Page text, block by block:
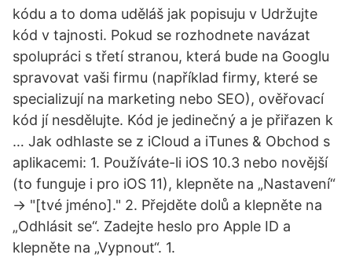
kódu a to doma uděláš jak popisuju v Udržujte
kód v tajnosti. Pokud se rozhodnete navázat
spolupráci s třetí stranou, která bude na Googlu
spravovat vaši firmu (například firmy, které se
specializují na marketing nebo SEO), ověřovací
kód jí nesdělujte. Kód je jedinečný a je přiřazen k
… Jak odhlaste se z iCloud a iTunes & Obchod s
aplikacemi: 1. Používáte-li iOS 10.3 nebo novější
(to funguje i pro iOS 11), klepněte na „Nastavení“
-> "[tvé jméno]." 2. Přejděte dolů a klepněte na
„Odhlásit se“. Zadejte heslo pro Apple ID a
klepněte na „Vypnout“. 1.